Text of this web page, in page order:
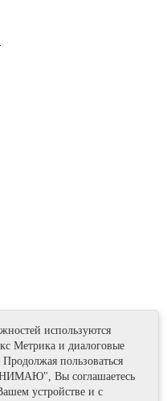
используются
Метрика и диалоговые
пользоваться
Вы соглашаетесь
устройстве и с